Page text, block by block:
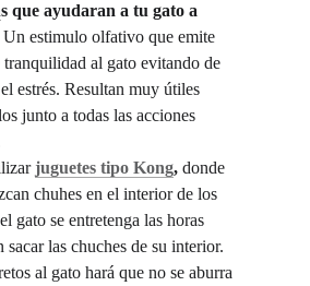
s que ayudaran a tu gato a
Un estimulo olfativo que emite
tranquilidad al gato evitando de
estrés. Resultan muy útiles
junto a todas las acciones
juguetes tipo Kong, donde
chuhes en el interior de los
gato se entretenga las horas
sacar las chuches de su interior.
al gato hará que no se aburra